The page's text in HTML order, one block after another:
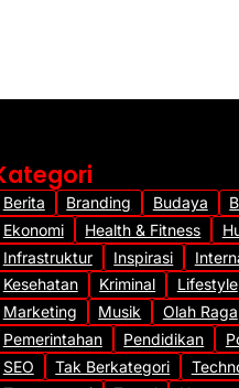
Berita Branding Budaya
Ekonomi
Health & Fitness
Infrastruktur
Inspirasi
Kesehatan
Kriminal
Lifestyle
Marketing
Musik
Olah Raga
Pemerintahan
Pendidikan
SEO
Tak Berkategori